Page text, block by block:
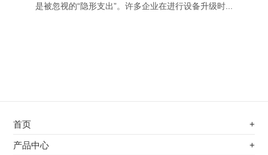
是被忽视的“隐形支出”。许多企业在进行设备升级时...
首页 +
不锈钢专用电磁加热器
产品中心 +